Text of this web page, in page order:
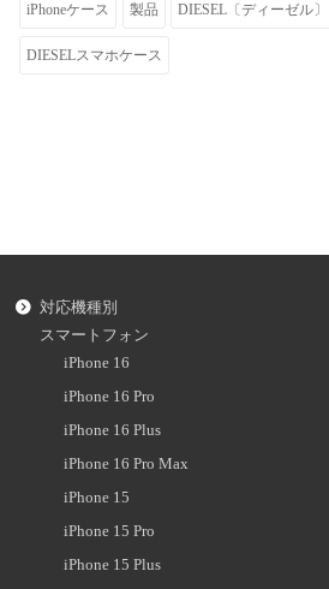
iPhoneケース 製品 DIESEL〔ディーゼル〕
DIESELスマホケース
対応機種別
スマートフォン
iPhone 16
iPhone 16 Pro
iPhone 16 Plus
iPhone 16 Pro Max
iPhone 15
iPhone 15 Pro
iPhone 15 Plus